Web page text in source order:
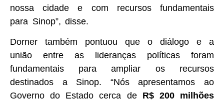
nossa cidade e com recursos fundamentais
para Sinop”, disse.
Dorner também pontuou que o diálogo e a
união entre as lideranças políticas foram
fundamentais para ampliar os recursos
destinados a Sinop. “Nós apresentamos ao
Governo do Estado cerca de R$ 200 milhões